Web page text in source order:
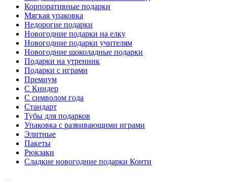
Корпоративные подарки
Мягкая упаковка
Недорогие подарки
Новогодние подарки на елку
Новогодние подарки учителям
Новогодние шоколадные подарки
Подарки на утренник
Подарки с играми
Премиум
С Киндер
С символом года
Стандарт
Тубы для подарков
Упаковка с развивающими играми
Элитные
Пакеты
Рюкзаки
Сладкие новогодние подарки Конти